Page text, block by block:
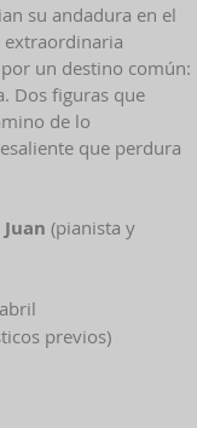
su andadura en el
extraordinaria
un destino común:
Dos figuras que
de lo
que perdura
(pianista y
previos)